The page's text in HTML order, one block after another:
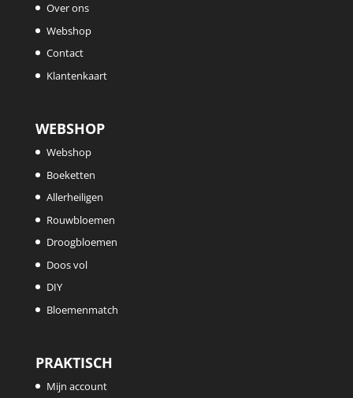
Over ons
Webshop
Contact
Klantenkaart
WEBSHOP
Webshop
Boeketten
Allerheiligen
Rouwbloemen
Droogbloemen
Doos vol
DIY
Bloemenmatch
PRAKTISCH
Mijn account